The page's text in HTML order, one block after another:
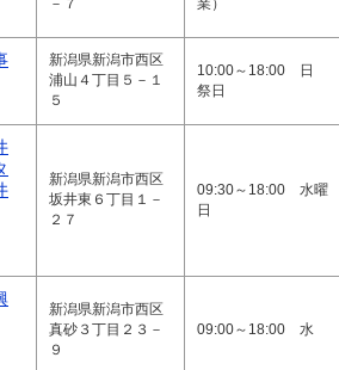
－７
業）
新潟県新潟市西区
浦山４丁目５－１
５
10:00～18:00 日
祭日
新潟県新潟市西区
坂井東６丁目１－
２７
09:30～18:00 水曜
日
新潟県新潟市西区
真砂３丁目２３－
９
09:00～18:00 水